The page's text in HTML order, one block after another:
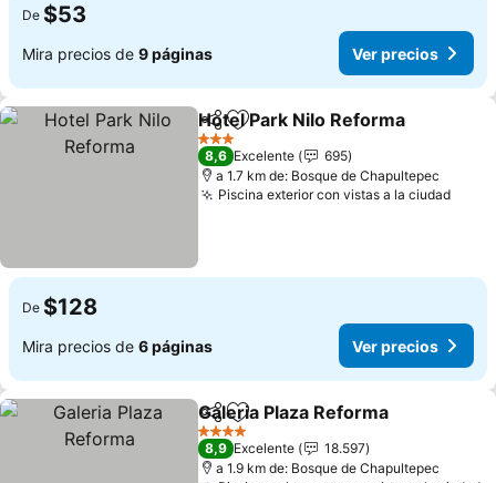
De $53
Mira precios de 9 páginas Ver precios
CompartirAgregar a favoritos
Hotel Park Nilo Reforma
3 Estrellas
8,6 Excelente
695
a 1.7 km de: Bosque de Chapultepec
Piscina exterior con vistas a la ciudad
De $128
Mira precios de 6 páginas Ver precios
CompartirAgregar a favoritos
Galeria Plaza Reforma
4 Estrellas
8,9 Excelente
18.597
a 1.9 km de: Bosque de Chapultepec